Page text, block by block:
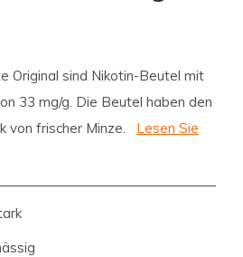
Original sind Nikotin-Beutel mit
33 mg/g. Die Beutel haben den
von frischer Minze.
Lesen Sie